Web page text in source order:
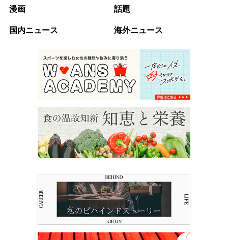
漫画 話題
国内ニュース 海外ニュース